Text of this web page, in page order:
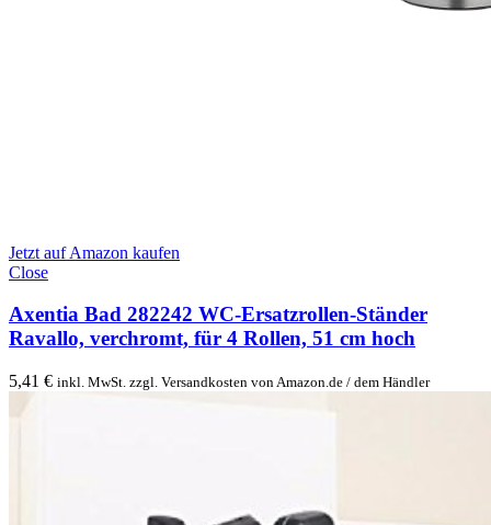
Jetzt auf Amazon kaufen
Close
Axentia Bad 282242 WC-Ersatzrollen-Ständer
Ravallo, verchromt, für 4 Rollen, 51 cm hoch
5,41 € inkl. MwSt. zzgl. Versandkosten von Amazon.de / dem Händler